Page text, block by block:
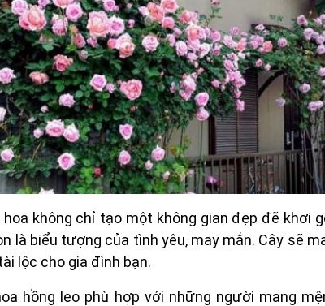
không chỉ tạo một không gian đẹp đẽ khơi
là biểu tượng của tình yêu, may mắn. Cây sẽ
lộc cho gia đình bạn.
hồng leo phù hợp với những người mang